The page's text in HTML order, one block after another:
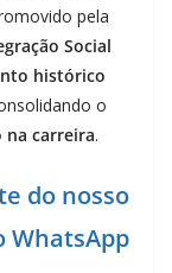
pela
Social
histórico
o
carreira.
do nosso
WhatsApp